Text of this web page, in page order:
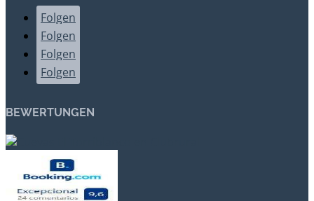
Folgen
Folgen
Folgen
Folgen
BEWERTUNGEN